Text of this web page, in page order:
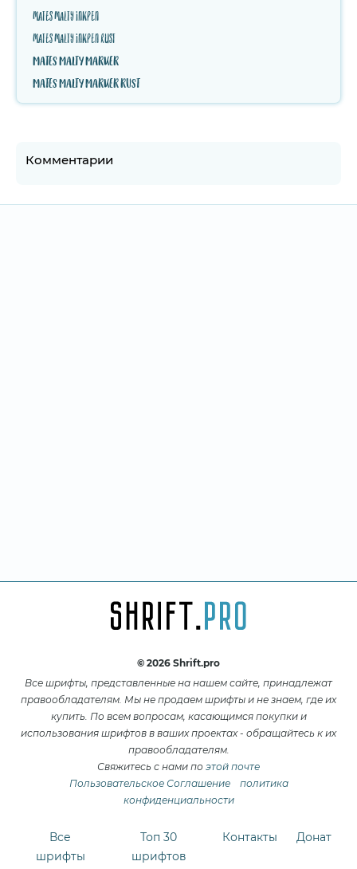
Mates Malty Inkpen
Mates Malty Inkpen Rust
Mates Malty Marker
Mates Malty Marker Rust
Комментарии
© 2026 Shrift.pro
Все шрифты, представленные на нашем сайте, принадлежат
правообладателям. Мы не продаем шрифты и не знаем, где их
купить. По всем вопросам, касающимся покупки и
использования шрифтов в ваших проектах - обращайтесь к их
правообладателям.
Свяжитесь с нами по этой почте
Пользовательское Соглашение
политика
конфиденциальности
Все
шрифты
Топ 30
шрифтов
Контакты Донат